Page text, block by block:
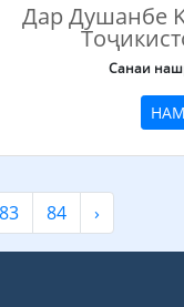
Дар Душанбе
Санаи
83 84 ›